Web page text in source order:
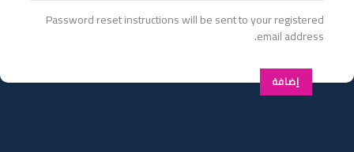
Password reset instructions will be sent to your registered
email address.